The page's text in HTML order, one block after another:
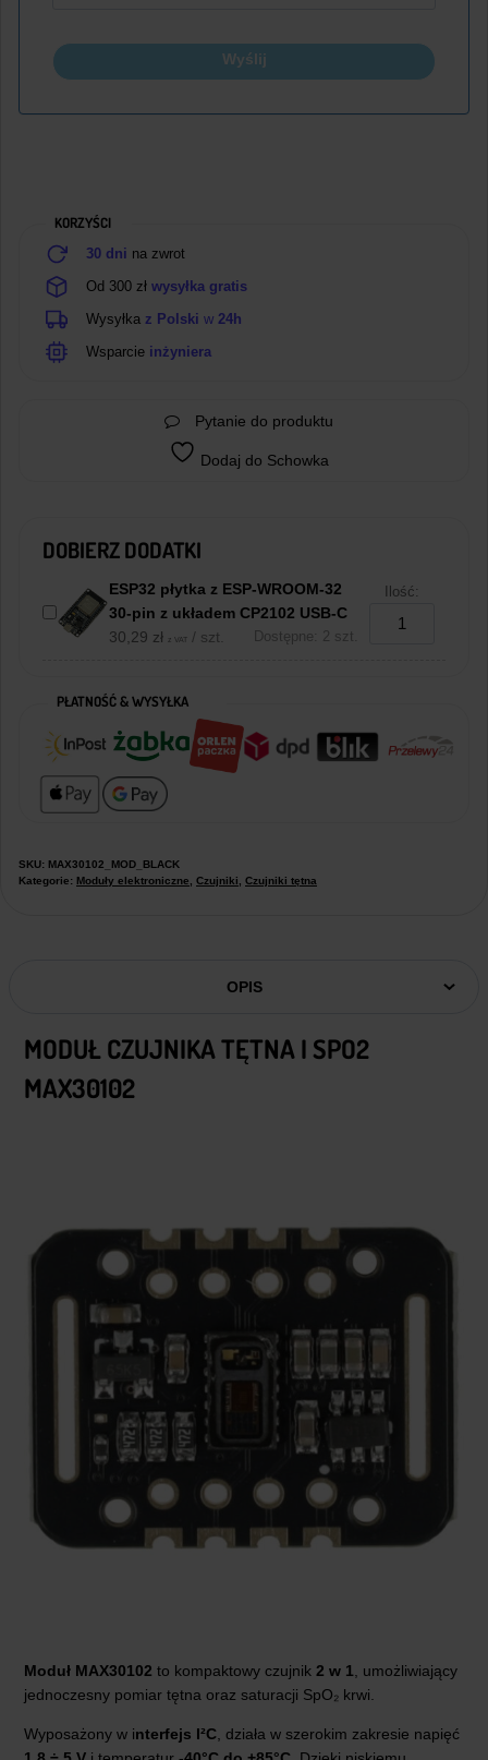
Wyślij
KORZYŚCI
30 dni na zwrot
Od 300 zł wysyłka gratis
Wysyłka z Polski w 24h
Wsparcie inżyniera
Pytanie do produktu
Dodaj do Schowka
DOBIERZ DODATKI
ESP32 płytka z ESP-WROOM-32
30-pin z układem CP2102 USB-C
30,29 zł z VAT / szt. Dostępne: 2 szt.
Ilość:
PŁATNOŚĆ & WYSYŁKA
SKU: MAX30102_MOD_BLACK
Kategorie: Moduły elektroniczne Czujniki Czujniki tętna
OPIS
MODUŁ CZUJNIKA TĘTNA I SPO2
MAX30102
Moduł MAX30102 to kompaktowy czujnik 2 w 1 , umożliwiający
jednoczesny pomiar tętna oraz saturacji SpO₂ krwi.
Wyposażony w interfejs I²C , działa w szerokim zakresie napięć